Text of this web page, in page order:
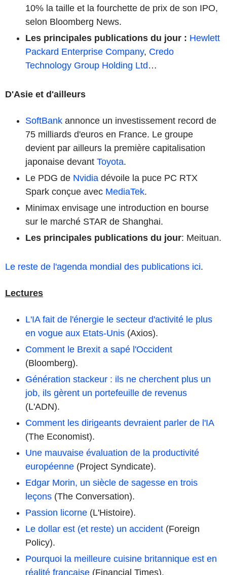
10% la taille et la fourchette de prix de son IPO,
selon Bloomberg News.
Les principales publications du jour : Hewlett
Packard Enterprise Company, Credo
Technology Group Holding Ltd…
D'Asie et d'ailleurs
SoftBank annonce un investissement record de
75 milliards d'euros en France. Le groupe
devient par ailleurs la première capitalisation
japonaise devant Toyota.
Le PDG de Nvidia dévoile la puce PC RTX
Spark conçue avec MediaTek.
Minimax envisage une introduction en bourse
sur le marché STAR de Shanghai.
Les principales publications du jour: Meituan.
Le reste de l'agenda mondial des publications ici.
Lectures
L'IA fait de l'énergie le secteur d'activité le plus
en vogue aux Etats-Unis (Axios).
Comment le Brexit a sapé l'Occident
(Bloomberg).
Génération stackeur : ils ne cherchent plus un
job, ils gèrent un portefeuille de revenus
(L'ADN).
Comment les dirigeants devraient parler de l'IA
(The Economist).
Une mauvaise évaluation de la productivité
européenne (Project Syndicate).
Edgar Morin, un siècle de sagesse en trois
leçons (The Conversation).
Passion licorne (L'Histoire).
Le dollar est (et reste) un accident (Foreign
Policy).
Pourquoi la meilleure cuisine britannique est en
réalité française (Financial Times).